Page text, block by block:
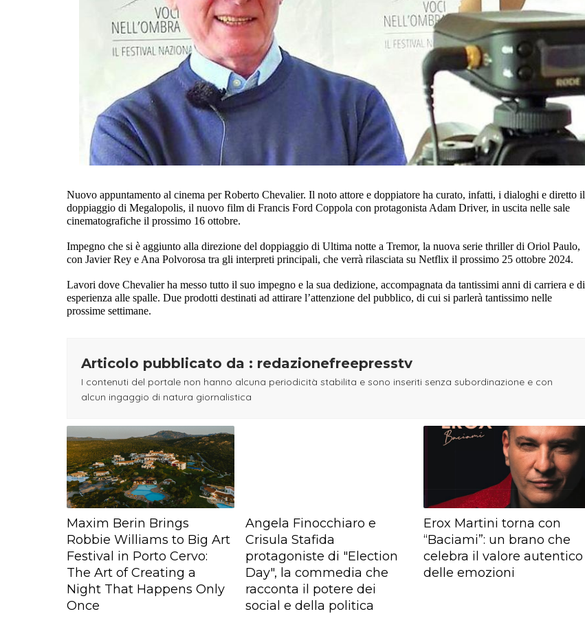
Nuovo appuntamento al cinema per Roberto Chevalier. Il noto attore e doppiatore ha curato, infatti, i dialoghi e diretto il
doppiaggio di Megalopolis, il nuovo film di Francis Ford Coppola con protagonista Adam Driver, in uscita nelle sale
cinematografiche il prossimo 16 ottobre.
Impegno che si è aggiunto alla direzione del doppiaggio di Ultima notte a Tremor, la nuova serie thriller di Oriol Paulo,
con Javier Rey e Ana Polvorosa tra gli interpreti principali, che verrà rilasciata su Netflix il prossimo 25 ottobre 2024.
Lavori dove Chevalier ha messo tutto il suo impegno e la sua dedizione, accompagnata da tantissimi anni di carriera e di
esperienza alle spalle. Due prodotti destinati ad attirare l’attenzione del pubblico, di cui si parlerà tantissimo nelle
prossime settimane.
Articolo pubblicato da : redazionefreepresstv
I contenuti del portale non hanno alcuna periodicità stabilita e sono inseriti senza subordinazione e con
alcun ingaggio di natura giornalistica
Maxim Berin Brings
Robbie Williams to Big Art
Festival in Porto Cervo:
The Art of Creating a
Night That Happens Only
Once
Angela Finocchiaro e
Crisula Stafida
protagoniste di "Election
Day", la commedia che
racconta il potere dei
social e della politica
Erox Martini torna con
“Baciami”: un brano che
celebra il valore autentico
delle emozioni